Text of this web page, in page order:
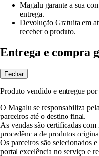
Magalu garante a sua
entrega.
Devolução Gratuita em
receber o produto.
Entrega e compra
Fechar
Produto vendido e entregue por
O Magalu se responsabiliza
parceiros até o destino final.
As vendas são certificadas
procedência de produtos
Os parceiros são selecionados
portal excelência no serviço e